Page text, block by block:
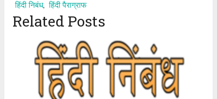
हिंदी निबंध, हिंदी पैराग्राफ
Related Posts